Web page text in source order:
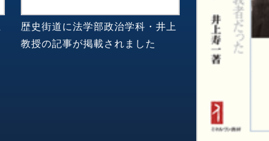
歴史街道に法学部政治学科・井上
教授の記事が掲載されました